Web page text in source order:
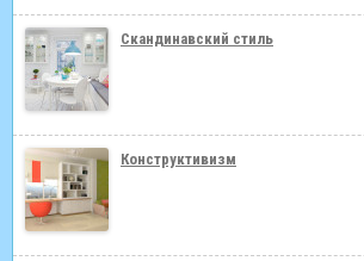
Скандинавский стиль
Конструктивизм